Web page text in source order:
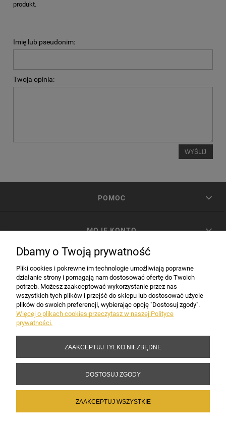
produkt.
Imię lub pseudonim:
Twoja opinia:
WYŚLIJ
POMOC
MOJE KONTO
INFORMACJE
Copyright 2017-2026 Sakramento.pl
Dbamy o Twoją prywatność
Pliki cookies i pokrewne im technologie umożliwiają poprawne
działanie strony i pomagają nam dostosować ofertę do Twoich
potrzeb. Możesz zaakceptować wykorzystanie przez nas
wszystkich tych plików i przejść do sklepu lub dostosować użycie
plików do swoich preferencji, wybierając opcję "Dostosuj zgody".
Więcej o plikach cookies przeczytasz w naszej Polityce
prywatności.
ZAAKCEPTUJ TYLKO NIEZBĘDNE
DOSTOSUJ ZGODY
ZAAKCEPTUJ WSZYSTKIE